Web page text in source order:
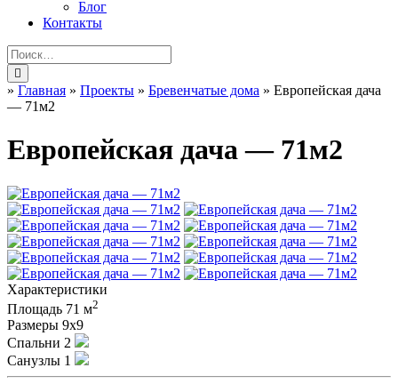
Блог
Контакты
» Главная » Проекты » Бревенчатые дома » Европейская дача
— 71м2
Европейская дача — 71м2
Характеристики
Площадь 71 м2
Размеры 9х9
Спальни 2
Санузлы 1